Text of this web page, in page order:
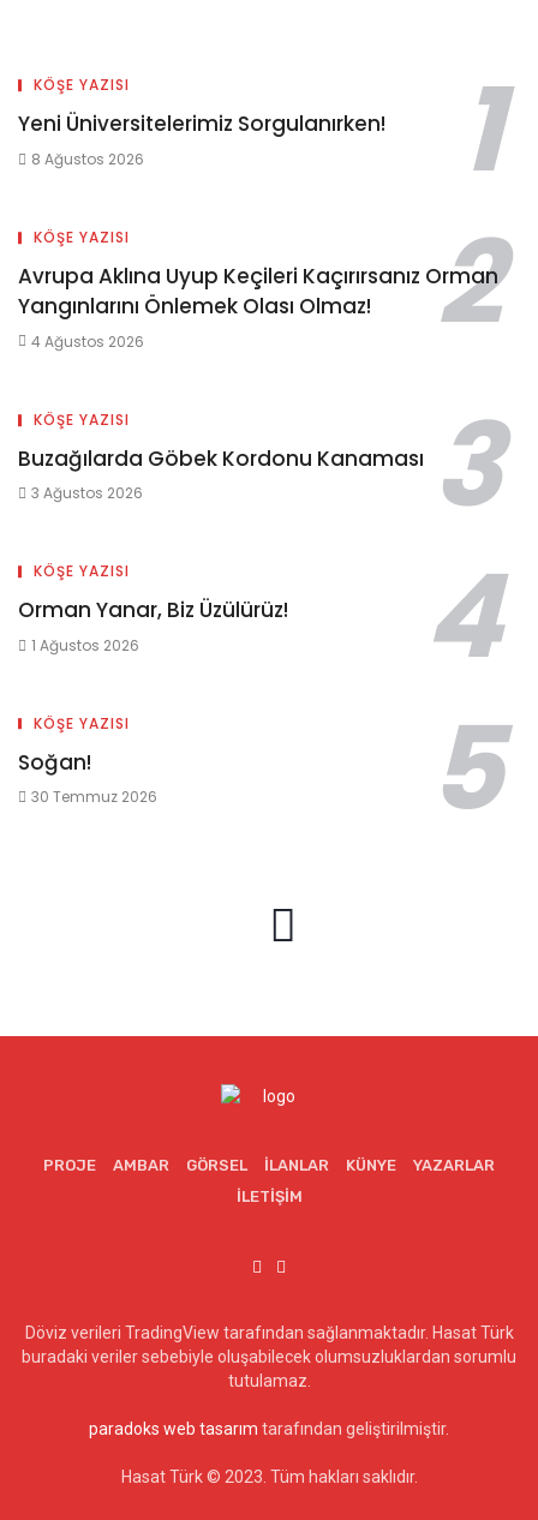
KÖŞE YAZISI
Yeni Üniversitelerimiz Sorgulanırken!
8 Ağustos 2026
KÖŞE YAZISI
Avrupa Aklına Uyup Keçileri Kaçırırsanız Orman
Yangınlarını Önlemek Olası Olmaz!
4 Ağustos 2026
KÖŞE YAZISI
Buzağılarda Göbek Kordonu Kanaması
3 Ağustos 2026
KÖŞE YAZISI
Orman Yanar, Biz Üzülürüz!
1 Ağustos 2026
KÖŞE YAZISI
Soğan!
30 Temmuz 2026
PROJE AMBAR GÖRSEL İLANLAR KÜNYE
YAZARLAR
İLETIŞIM
Döviz verileri TradingView tarafından sağlanmaktadır. Hasat Türk
buradaki veriler sebebiyle oluşabilecek olumsuzluklardan sorumlu
tutulamaz.
paradoks web tasarım tarafından geliştirilmiştir.
Hasat Türk © 2023. Tüm hakları saklıdır.